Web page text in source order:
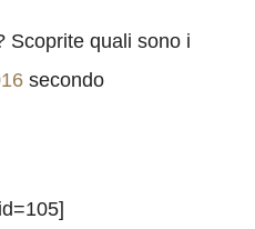
Scoprite quali sono i
secondo